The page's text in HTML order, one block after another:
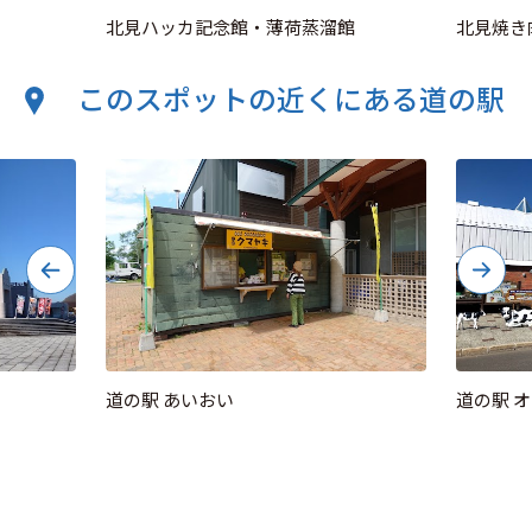
北見ハッカ記念館・薄荷蒸溜館 北見焼き
このスポットの近くにある道の駅
道の駅 あいおい 道の駅